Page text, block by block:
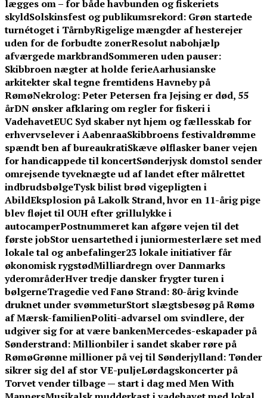
lægges om – for både havbunden og fiskeriets
skyldSolskinsfest og publikumsrekord: Grøn startede
turnétoget i TårnbyRigelige mængder af hesterejer
uden for de forbudte zonerResolut nabohjælp
afværgede markbrandSommeren uden pauser:
Skibbroen nægter at holde ferieAarhusianske
arkitekter skal tegne fremtidens Havneby på
RømøNekrolog: Peter Petersen fra Jejsing er død, 55
årDN ønsker afklaring om regler for fiskeri i
VadehavetEUC Syd skaber nyt hjem og fællesskab for
erhvervselever i AabenraaSkibbroens festivaldrømme
spændt ben af bureaukratiSkæve ølflasker baner vejen
for handicappede til koncertSønderjysk domstol sender
omrejsende tyveknægte ud af landet efter målrettet
indbrudsbølgeTysk bilist brød vigepligten i
AbildEksplosion på Lakolk Strand, hvor en 11-årig pige
blev fløjet til OUH efter grillulykke i
autocamperPostnummeret kan afgøre vejen til det
første jobStor uensartethed i juniormesterlære set med
lokale tal og anbefalinger23 lokale initiativer får
økonomisk rygstødMilliardregn over Danmarks
yderområderHver tredje dansker frygter turen i
bølgerneTragedie ved Fanø Strand: 80-årig kvinde
druknet under svømmeturStort slægtsbesøg på Rømø
af Mærsk-familienPoliti-advarsel om svindlere, der
udgiver sig for at være bankenMercedes-eskapader på
Sønderstrand: Millionbiler i sandet skaber røre på
RømøGrønne millioner på vej til Sønderjylland: Tønder
sikrer sig del af stor VE-puljeLørdagskoncerter på
Torvet vender tilbage — start i dag med Men With